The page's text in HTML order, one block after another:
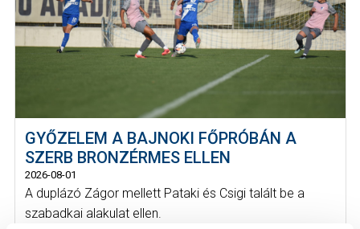
GYŐZELEM A BAJNOKI FŐPRÓBÁN A
SZERB BRONZÉRMES ELLEN
2026-08-01
A duplázó Zágor mellett Pataki és Csigi talált be a
szabadkai alakulat ellen.